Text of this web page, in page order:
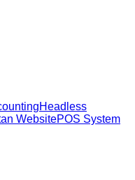
Headless
WebsitePOS System